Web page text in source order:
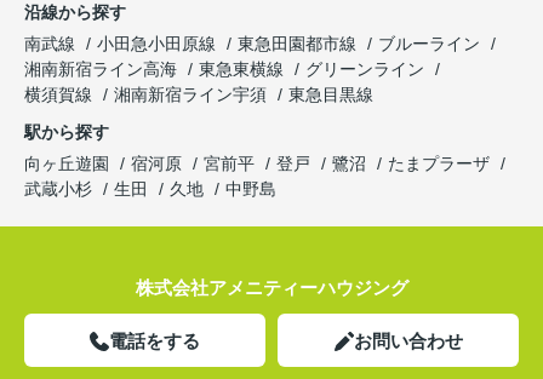
沿線から探す
南武線
小田急小田原線 東急田園都市線
ブルーライン
湘南新宿ライン高海
東急東横線
グリーンライン
横須賀線
湘南新宿ライン宇須
東急目黒線
駅から探す
向ヶ丘遊園
宿河原 宮前平 登戸 鷺沼
たまプラーザ
武蔵小杉
生田 久地 中野島
株式会社アメニティーハウジング
電話をする お問い合わせ